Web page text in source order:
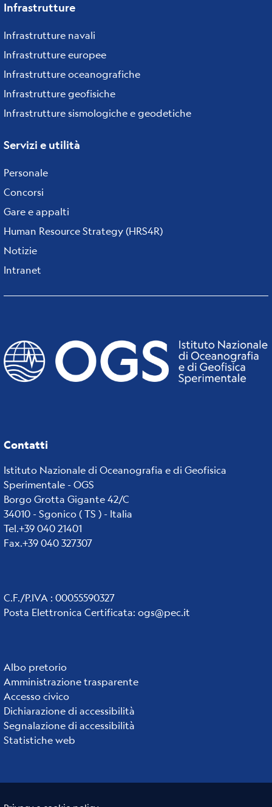
Infrastrutture
Infrastrutture navali
Infrastrutture europee
Infrastrutture oceanografiche
Infrastrutture geofisiche
Infrastrutture sismologiche e geodetiche
Servizi e utilità
Personale
Concorsi
Gare e appalti
Human Resource Strategy (HRS4R)
Notizie
Intranet
Contatti
Istituto Nazionale di Oceanografia e di Geofisica
Sperimentale - OGS
Borgo Grotta Gigante 42/C
34010 - Sgonico ( TS ) - Italia
Tel.+39 040 21401
Fax.+39 040 327307
C.F./P.IVA : 00055590327
Posta Elettronica Certificata: ogs@pec.it
Institute
links
Albo pretorio
Amministrazione trasparente
Accesso civico
Dichiarazione di accessibilità
Segnalazione di accessibilità
Statistiche web
Small